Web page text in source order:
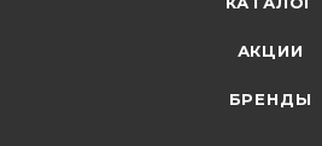
АКЦИИ
БРЕНДЫ